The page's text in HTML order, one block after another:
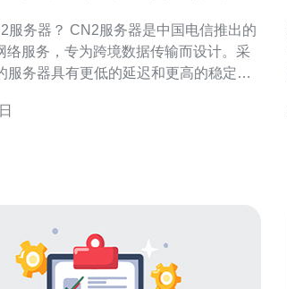
器是中国电信推出的
络服务，专为跨境数据传输而设计。采
服务器具有更低的延迟和更高的稳定
坡作为服务器地址？ 新加坡因其地